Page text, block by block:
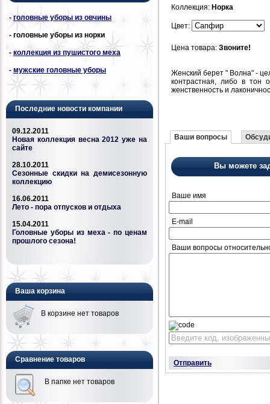
-головные уборы из овчины
- головные уборы из норки
- коллекция из пушистого меха
- мужские головные уборы
Последние новости компании
09.12.2011
Новая коллекция весна 2012 уже на
сайте
28.10.2011
Сезонные скидки на демисезонную
коллекцию
16.06.2011
Лето - пора отпусков и отдыха
15.04.2011
Головные уборы из меха - по ценам
прошлого сезона!
Ваша корзина
В корзине нет товаров
Сравнение товаров
В папке нет товаров
Коллекция: Норка
Цвет:
Цена товара: Звоните!
Женский берет " Волна" -
контрастная, либо в тон
женственность и
Ваши вопросы
Вы можете
Ваше имя
E-mail
Ваши вопросы
Отправить